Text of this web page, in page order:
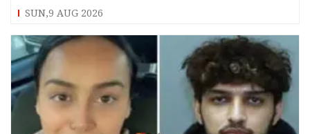
SUN,9 AUG 2026